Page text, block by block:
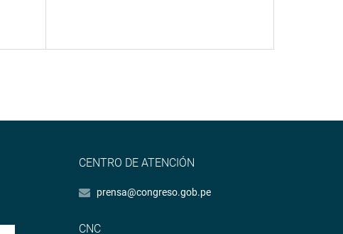
CENTRO DE ATENCIÓN
prensa@congreso.gob.pe
CNC